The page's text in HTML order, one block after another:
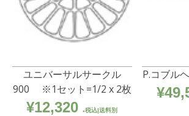
ユニバーサルサークル
900 ※1セット=1/2 x 2枚
¥12,320 税込|送料別
P.コブル
¥